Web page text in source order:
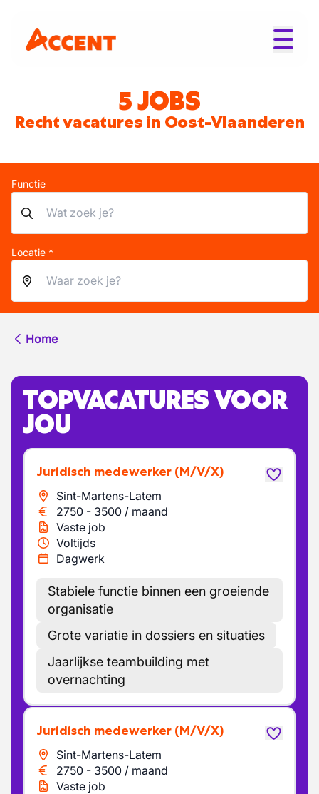
5 JOBS
Recht vacatures in Oost-Vlaanderen
Functie
Locatie *
Home
TOPVACATURES VOOR
JOU
Juridisch medewerker (M/V/X)
Sint-Martens-Latem
2750 - 3500 / maand
Vaste job
Voltijds
Dagwerk
Stabiele functie binnen een groeiende
organisatie
Grote variatie in dossiers en situaties
Jaarlijkse teambuilding met
overnachting
Juridisch medewerker (M/V/X)
Sint-Martens-Latem
2750 - 3500 / maand
Vaste job